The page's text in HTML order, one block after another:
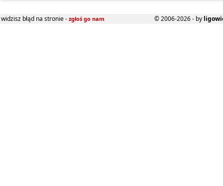
widzisz błąd na stronie - zgłoś go nam © 2006-2026 - by